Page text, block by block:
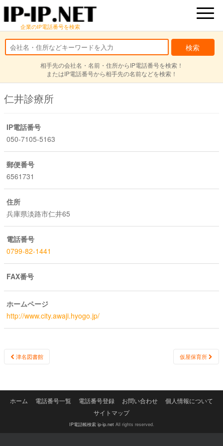
企業のIP電話番号を検索
相手先の会社名・名前・住所からIP電話番号を検索！
またはIP電話番号から相手先の名前などを検索！
仁井診療所
IP電話番号
050-7105-5163
郵便番号
6561731
住所
兵庫県淡路市仁井65
電話番号
0799-82-1441
FAX番号
ホームページ
http://www.city.awaji.hyogo.jp/
Post
津名図書館 仮屋保育所
ホーム 電話番号一覧 電話番号登録 お問い合わせ
個人情報について
サイトマップ
IP電話帳検索 ip-ip.netAll rights reserved.